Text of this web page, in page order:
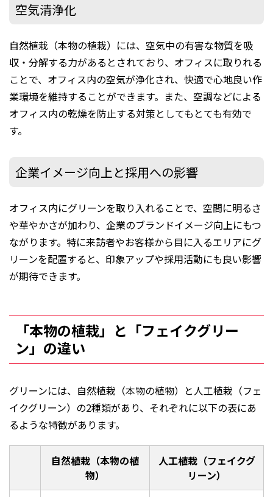
空気清浄化
自然植栽（本物の植栽）には、空気中の有害な物質を吸
収・分解する力があるとされており、オフィスに取りれる
ことで、オフィス内の空気が浄化され、快適で心地良い作
業環境を維持することができます。また、空調などによる
オフィス内の乾燥を防止する対策としてもとても有効で
す。
企業イメージ向上と採用への影響
オフィス内にグリーンを取り入れることで、空間に明るさ
や華やかさが加わり、企業のブランドイメージ向上にもつ
ながります。特に来訪者やお客様から目に入るエリアにグ
リーンを配置すると、印象アップや採用活動にも良い影響
が期待できます。
「本物の植栽」と「フェイクグリー
ン」の違い
グリーンには、自然植栽（本物の植物）と人工植栽（フェ
イクグリーン）の2種類があり、それぞれに以下の表にあ
るような特徴があります。
自然植栽（本物の植
物）
人工植栽（フェイクグ
リーン）